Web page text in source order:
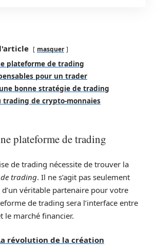
masquer
plateforme de trading
pour un trader
bonne stratégie de trading
trading de crypto-monnaies
plateforme de trading
de trading nécessite de trouver la
trading. Il ne s’agit pas seulement
d’un véritable partenaire pour votre
de trading sera l’interface entre
le marché financier.
révolution de la création